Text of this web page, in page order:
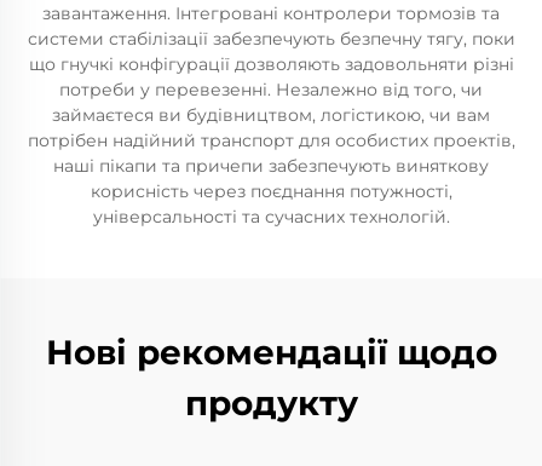
завантаження. Інтегровані контролери тормозів та
системи стабілізації забезпечують безпечну тягу, поки
що гнучкі конфігурації дозволяють задовольняти різні
потреби у перевезенні. Незалежно від того, чи
займаєтеся ви будівництвом, логістикою, чи вам
потрібен надійний транспорт для особистих проектів,
наші пікапи та причепи забезпечують виняткову
корисність через поєднання потужності,
універсальності та сучасних технологій.
Нові рекомендації щодо
продукту